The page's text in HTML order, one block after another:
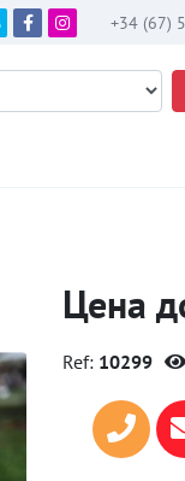
+34 (67)
Цена
Ref: 10299